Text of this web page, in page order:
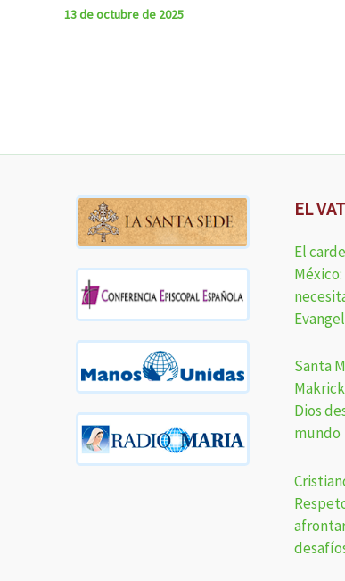
13 de octubre de 2025
EL
El
Santa
Dios
mundo